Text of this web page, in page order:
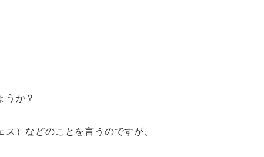
うか？
）などのことを言うのですが、